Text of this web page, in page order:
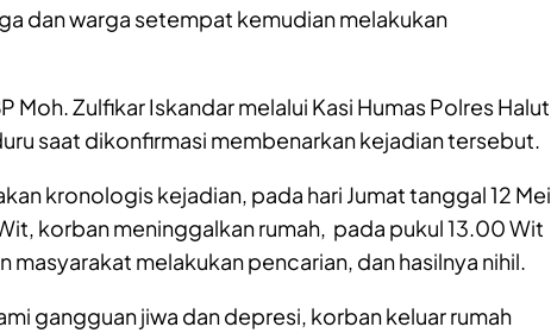
dan warga setempat kemudian melakukan
Moh. Zulfikar Iskandar melalui Kasi Humas Polres Halut
saat dikonfirmasi membenarkan kejadian tersebut.
kronologis kejadian, pada hari Jumat tanggal 12 Mei
korban meninggalkan rumah, pada pukul 13.00 Wit
masyarakat melakukan pencarian, dan hasilnya nihil.
gangguan jiwa dan depresi, korban keluar rumah